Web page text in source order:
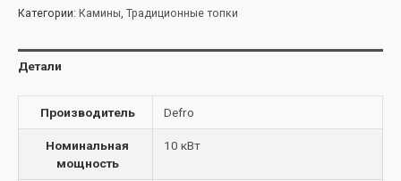
Категории: Камины, Традиционные топки
Детали
Производитель Defro
Номинальная
мощность
10 кВт